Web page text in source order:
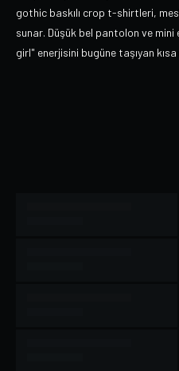
gothic baskılı crop t-shirtleri,
sunar. Düşük bel pantolon ve
girl" enerjisini bugüne taşıyan